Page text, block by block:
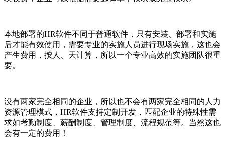
本地部署的HR软件不同于普通软件，只有安装、部署和实施
后才能有效使用，需要专业的实施人员进行现场实施，这也会
产生费用，按人、天计算，所以一个专业高效的实施团队很重
要。
没有两家完全相同的企业，所以也不会有两家完全相同的人力
资源管理模式， HR软件支持定制开发，匹配企业的特殊性需
求如考勤制度、薪酬制度、管理制度、流程规范等。当然这也
会有一定的费用！